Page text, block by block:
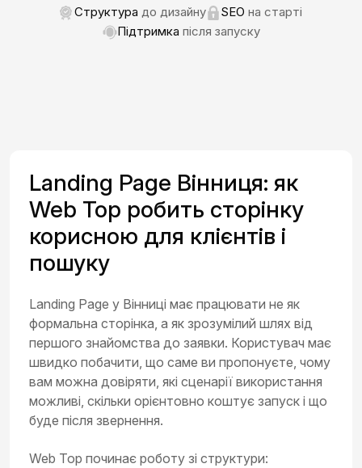
Структура до дизайну SEO на старті
Підтримка після запуску
Landing Page Вінниця: як
Web Top робить сторінку
корисною для клієнтів і
пошуку
Landing Page у Вінниці має працювати не як
формальна сторінка, а як зрозумілий шлях від
першого знайомства до заявки. Користувач має
швидко побачити, що саме ви пропонуєте, чому
вам можна довіряти, які сценарії використання
можливі, скільки орієнтовно коштує запуск і що
буде після звернення.
Web Top починає роботу зі структури: